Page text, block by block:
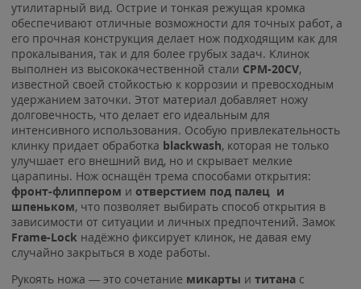
утилитарный вид. Острие и тонкая режущая кромка
обеспечивают отличные возможности для точных работ, а
его прочная конструкция делает нож подходящим как для
прокалывания, так и для более грубых задач. Клинок
выполнен из высококачественной стали CPM-20CV,
известной своей стойкостью к коррозии и превосходным
удержанием заточки. Этот материал добавляет ножу
долговечность, что делает его идеальным для
интенсивного использования. Особую привлекательность
клинку придает обработка blackwash, которая не только
улучшает его внешний вид, но и скрывает мелкие
царапины. Нож оснащён трема способами открытия:
фронт-флиппером и отверстием под палец и
шпеньком, что позволяет выбирать способ открытия в
зависимости от ситуации и личных предпочтений. Замок
Frame-Lock надёжно фиксирует клинок, не давая ему
случайно закрыться в ходе работы.
Рукоять ножа — это сочетание микарты и титана с